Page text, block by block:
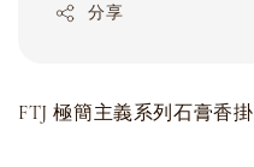
分享
FTJ 極簡主義系列石膏香掛